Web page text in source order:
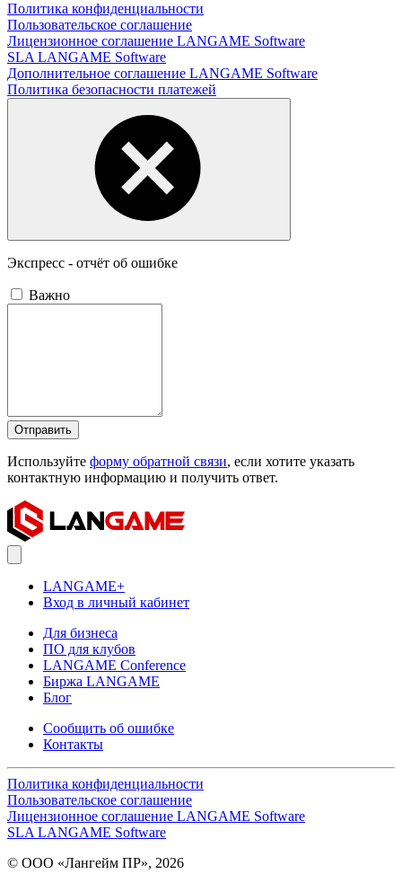
Политика конфиденциальности
Пользовательское соглашение
Лицензионное соглашение LANGAME Software
SLA LANGAME Software
Дополнительное соглашение LANGAME Software
Политика безопасности платежей
Экспресс - отчёт об ошибке
Важно
Отправить
Используйте форму обратной связи, если хотите указать
контактную информацию и получить ответ.
LANGAME+
Вход в личный кабинет
Для бизнеса
ПО для клубов
LANGAME Conference
Биржа LANGAME
Блог
Сообщить об ошибке
Контакты
Политика конфиденциальности
Пользовательское соглашение
Лицензионное соглашение LANGAME Software
SLA LANGAME Software
© ООО «Лангейм ПР», 2026